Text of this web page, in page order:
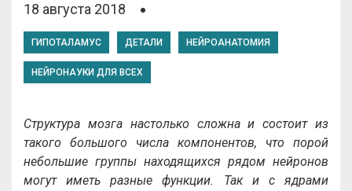
18 августа 2018
ГИПОТАЛАМУС ДЕТАЛИ НЕЙРОАНАТОМИЯ
НЕЙРОНАУКИ ДЛЯ ВСЕХ
Структура мозга настолько сложна и состоит из
такого большого числа компонентов, что порой
небольшие группы находящихся рядом нейронов
могут иметь разные функции. Так и с ядрами